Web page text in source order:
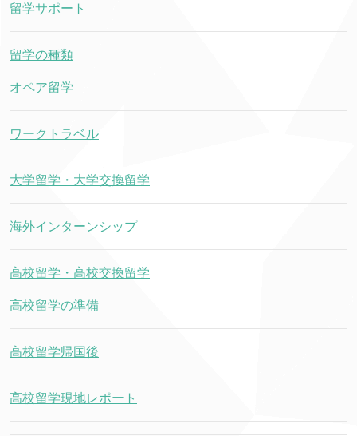
留学サポート
留学の種類
オペア留学
ワークトラベル
大学留学・大学交換留学
海外インターンシップ
高校留学・高校交換留学
高校留学の準備
高校留学帰国後
高校留学現地レポート